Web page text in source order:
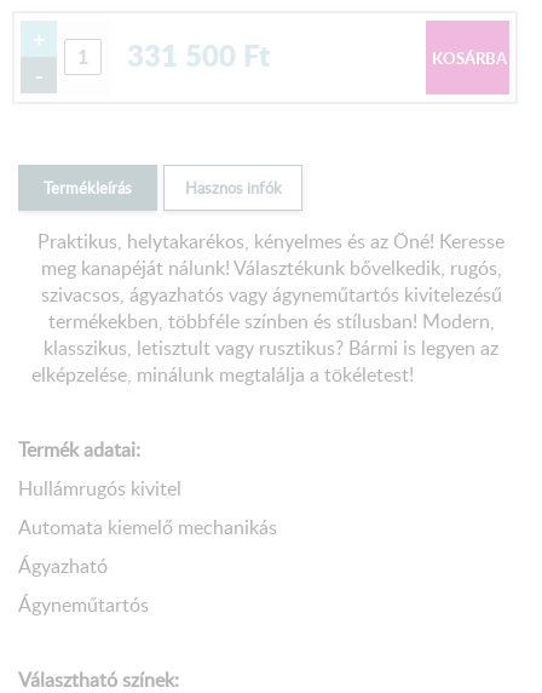
+
-
331 500 Ft
Termékleírás Hasznos infók
Praktikus, helytakarékos, kényelmes és az Öné! Keresse
meg kanapéját nálunk! Választékunk bővelkedik, rugós,
szivacsos, ágyazhatós vagy ágyneműtartós kivitelezésű
termékekben, többféle színben és stílusban! Modern,
klasszikus, letisztult vagy rusztikus? Bármi is legyen az
elképzelése, minálunk megtalálja a tökéletest!
Termék adatai:
Hullámrugós kivitel
Automata kiemelő mechanikás
Ágyazható
Ágyneműtartós
Választható színek: